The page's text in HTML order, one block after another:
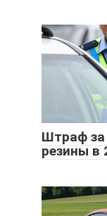
Штраф за
резины в